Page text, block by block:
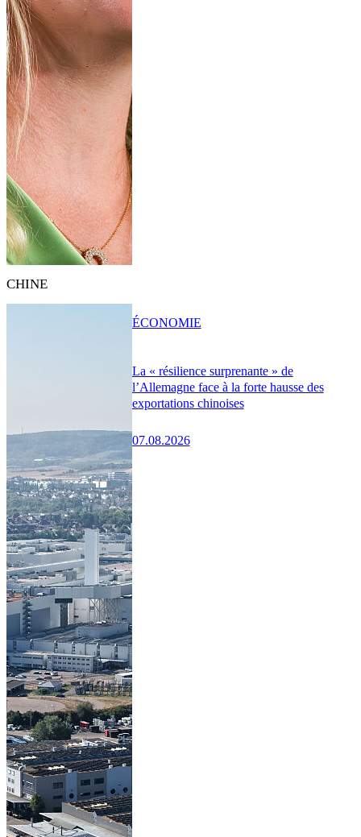
CHINE
La « résilience surprenante » de
l’Allemagne face à la forte hausse des
exportations chinoises
07.08.2026
ÉCONOMIE